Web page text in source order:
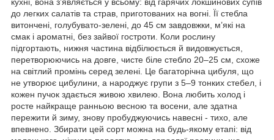
до легких салатів та страв, приготованих на вогні. Її стебла
витончені, голубувато-зелені, до 45 см завдовжки, м’які на
смак і ароматні, без зайвої гостроти. Коли рослину
підгортають, нижня частина відбілюється й видовжується,
перетворюючись на довге, чисте біле стебло 20–25 см, схоже
на світлий промінь серед зелені. Це багаторічна цибуля, що
не утворює цибулини, а народжує групи з 5–9 тонких стебел, і
кожен пучок здається живою хвилею. Вона любить холод і
росте найкраще ранньою весною та восени, але здатна
пережити й зиму, знову пробуджуючись навесні - тихо, але
впевнено. Збирати цей сорт можна на будь-якому етапі: від